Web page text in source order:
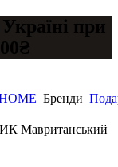
при
Бренди
Мавританський